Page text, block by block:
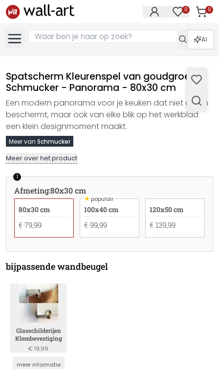
0 0
AI
Spatscherm Kleurenspel van goudgroen -
Schmucker - Panorama - 80x30 cm
Een modern panorama voor je keuken dat niet alleen
beschermt, maar ook van elke blik op het werkblad
een klein designmoment maakt.
Meer van Schmucker
Meer over het product
1
Afmeting:80x30 cm
80x30 cm
€ 79,99
★populair
100x40 cm
€ 99,99
120x50 cm
€ 139,99
bijpassende wandbeugel
Glasschilderijen
Klembevestiging
€ 19,99
meer informatie